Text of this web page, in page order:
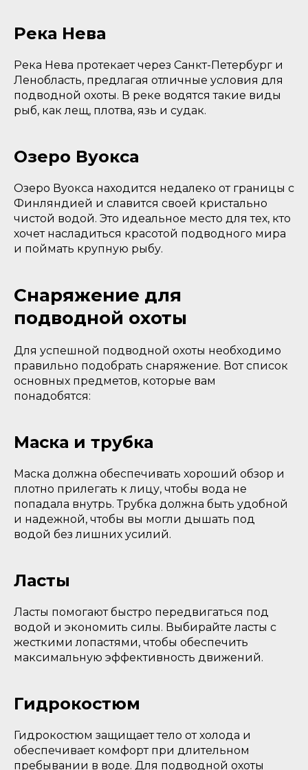
Река Нева
Река Нева протекает через Санкт-Петербург и
Ленобласть, предлагая отличные условия для
подводной охоты. В реке водятся такие виды
рыб, как лещ, плотва, язь и судак.
Озеро Вуокса
Озеро Вуокса находится недалеко от границы с
Финляндией и славится своей кристально
чистой водой. Это идеальное место для тех, кто
хочет насладиться красотой подводного мира
и поймать крупную рыбу.
Снаряжение для
подводной охоты
Для успешной подводной охоты необходимо
правильно подобрать снаряжение. Вот список
основных предметов, которые вам
понадобятся:
Маска и трубка
Маска должна обеспечивать хороший обзор и
плотно прилегать к лицу, чтобы вода не
попадала внутрь. Трубка должна быть удобной
и надежной, чтобы вы могли дышать под
водой без лишних усилий.
Ласты
Ласты помогают быстро передвигаться под
водой и экономить силы. Выбирайте ласты с
жесткими лопастями, чтобы обеспечить
максимальную эффективность движений.
Гидрокостюм
Гидрокостюм защищает тело от холода и
обеспечивает комфорт при длительном
пребывании в воде. Для подводной охоты